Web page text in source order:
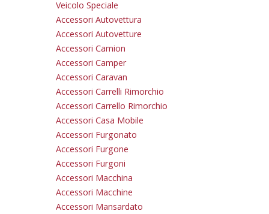
Veicolo Speciale
Accessori Autovettura
Accessori Autovetture
Accessori Camion
Accessori Camper
Accessori Caravan
Accessori Carrelli Rimorchio
Accessori Carrello Rimorchio
Accessori Casa Mobile
Accessori Furgonato
Accessori Furgone
Accessori Furgoni
Accessori Macchina
Accessori Macchine
Accessori Mansardato